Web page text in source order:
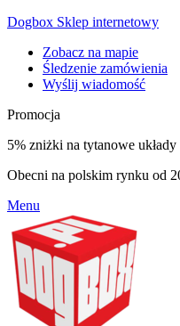
Dogbox Sklep internetowy
Zobacz na mapie
Śledzenie zamówienia
Wyślij wiadomość
Promocja
5% zniżki na tytanowe
Obecni na polskim rynku od
Menu